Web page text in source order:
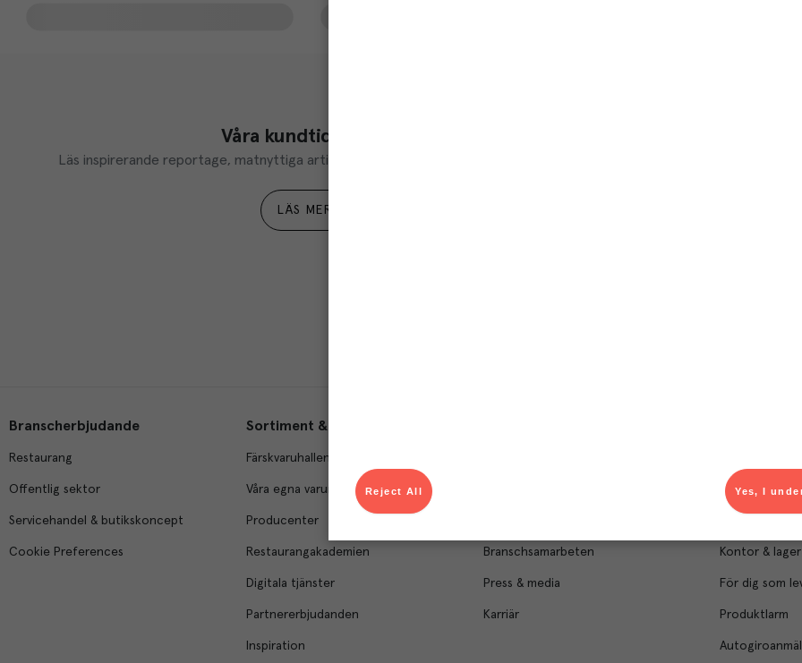
Våra kundtidningar
Läs inspirerande reportage, matnyttiga artiklar och ta del av aktuella kampanjer.
LÄS MER
Du som är Menigo-
Branscherbjudande
Restaurang
Offentlig sektor
Servicehandel & butikskoncept
Cookie Preferences
Sortiment & tjänster
Färskvaruhallen
Våra egna varumärken
Producenter
Restaurangakademien
Digitala tjänster
Partnererbjudanden
Inspiration
Branschsamarbeten
Press & media
Karriär
Kundservice
Kontor & lager
För dig som
Produktlarm
Yes, I
Reject All